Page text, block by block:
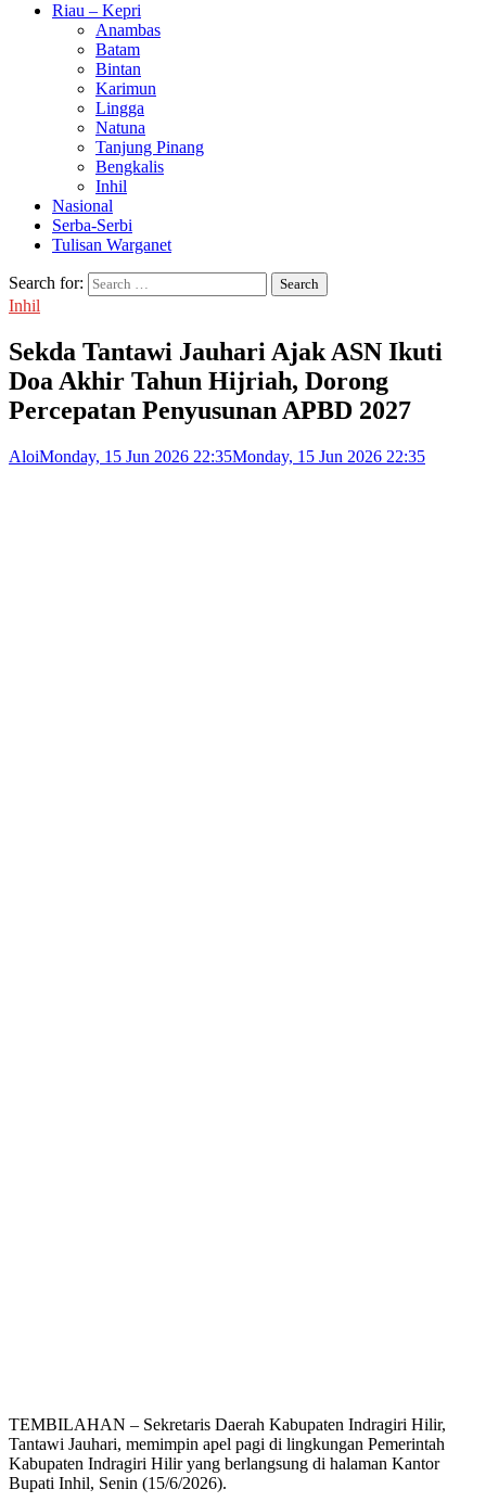
Riau – Kepri
Anambas
Batam
Bintan
Karimun
Lingga
Natuna
Tanjung Pinang
Bengkalis
Inhil
Nasional
Serba-Serbi
Tulisan Warganet
Search for:
Inhil
Sekda Tantawi Jauhari Ajak ASN Ikuti
Doa Akhir Tahun Hijriah, Dorong
Percepatan Penyusunan APBD 2027
AloiMonday, 15 Jun 2026 22:35Monday, 15 Jun 2026 22:35
TEMBILAHAN – Sekretaris Daerah Kabupaten Indragiri Hilir,
Tantawi Jauhari, memimpin apel pagi di lingkungan Pemerintah
Kabupaten Indragiri Hilir yang berlangsung di halaman Kantor
Bupati Inhil, Senin (15/6/2026).